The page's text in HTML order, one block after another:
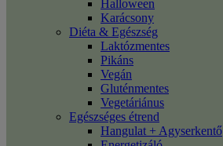
Halloween
Karácsony
Diéta & Egészség
Laktózmentes
Pikáns
Vegán
Gluténmentes
Vegetáriánus
Egészséges étrend
Hangulat + Agyserkentő